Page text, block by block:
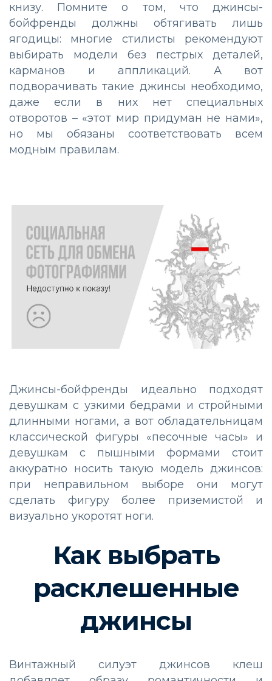
книзу. Помните о том, что джинсы-
бойфренды должны обтягивать лишь
ягодицы: многие стилисты рекомендуют
выбирать модели без пестрых деталей,
карманов и аппликаций. А вот
подворачивать такие джинсы необходимо,
даже если в них нет специальных
отворотов – «этот мир придуман не нами»,
но мы обязаны соответствовать всем
модным правилам.
Джинсы-бойфренды идеально подходят
девушкам с узкими бедрами и стройными
длинными ногами, а вот обладательницам
классической фигуры «песочные часы» и
девушкам с пышными формами стоит
аккуратно носить такую модель джинсов:
при неправильном выборе они могут
сделать фигуру более приземистой и
визуально укоротят ноги.
Как выбрать
расклешенные
джинсы
Винтажный силуэт джинсов клеш